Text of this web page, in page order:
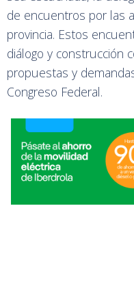
de encuentros por las
provincia. Estos
diálogo y construcción
propuestas y
Congreso Federal.